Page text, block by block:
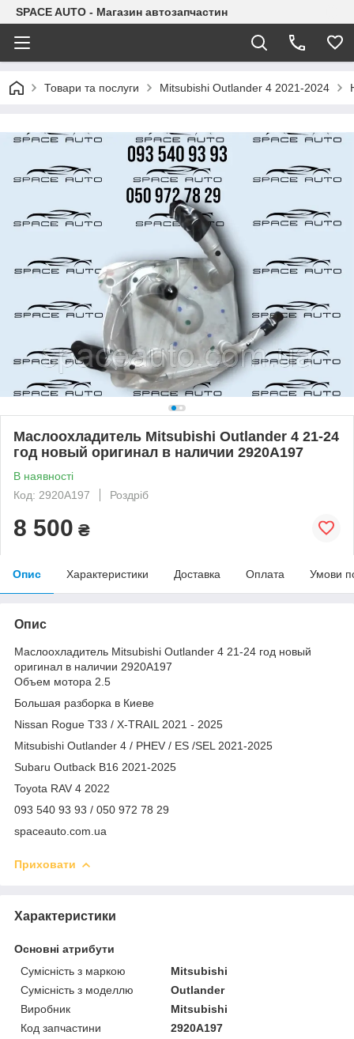
SPACE AUTO - Магазин автозапчастин
Товари та послуги Mitsubishi Outlander 4 2021-2024
Маслоохладитель Mitsubishi Outlander 4 21-24
год новый оригинал в наличии 2920A197
В наявності
Код: 2920A197
Роздріб
8 500 ₴
Опис Характеристики Доставка Оплата Умови
Опис
Маслоохладитель Mitsubishi Outlander 4 21-24 год новый
оригинал в наличии 2920A197
Объем мотора 2.5
Большая разборка в Киеве
Nissan Rogue T33 / X-TRAIL 2021 - 2025
Mitsubishi Outlander 4 / PHEV / ES /SEL 2021-2025
Subaru Outback B16 2021-2025
Toyota RAV 4 2022
093 540 93 93 / 050 972 78 29
spaceauto.com.ua
Приховати
Характеристики
Основні атрибути
Сумісність з маркою
Mitsubishi
Сумісність з моделлю
Outlander
Виробник
Mitsubishi
Код запчастини
2920A197